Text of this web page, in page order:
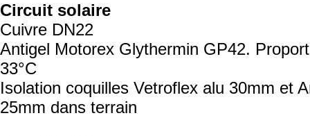
Circuit solaire
Cuivre DN22
Antigel Motorex Glythermin GP42.
33°C
Isolation coquilles Vetroflex alu 30mm et
25mm dans terrain